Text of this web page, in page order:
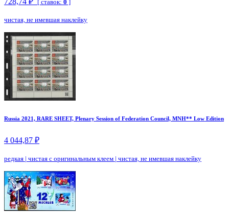
[ ставок: 0 ]
чистая, не имевшая наклейку
Russia 2021, RARE SHEET, Plenary Session of Federation Council, MNH** Low Edition
4 044,87 ₽
редкая | чистая с оригинальным клеем | чистая, не имевшая наклейку